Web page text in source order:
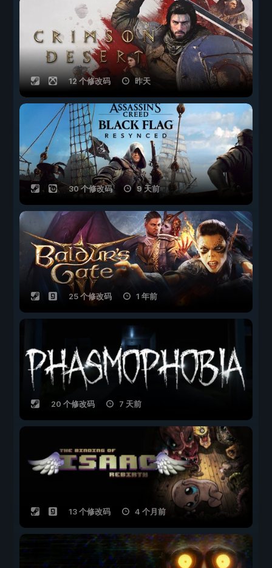
12 个修改码 昨天
30 个修改码 9 天前
25 个修改码 1 年前
20 个修改码 7 天前
13 个修改码 4 个月前